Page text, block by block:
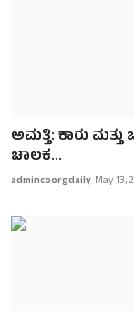
ಅಮತ್ತಿ: ಕಾರು
ಚಾಲಕ...
admincoorgdaily May 13,